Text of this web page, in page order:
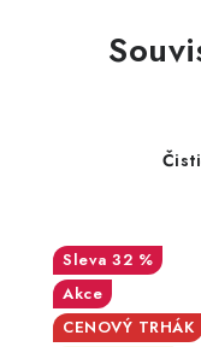
32 %
Akce
CENOVÝ TRHÁK